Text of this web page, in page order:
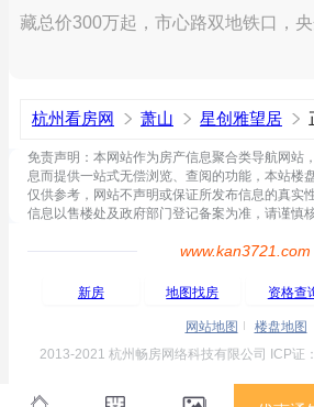
藏总价300万起，市心路双地铁口，央
杭州看房网 萧山 星创雅望居
免责声明：本网站作为房产信息聚合类导航网站
息而提供一站式无偿浏览、查阅的功能，本站楼
仅供参考，网站不声明或保证所发布信息的真实
信息以售楼处及政府部门登记备案为准，请谨慎核
www.kan3721.com
新房 地图找房 资格查
网站地图
楼盘地图
2013-2021 杭州畅房网络科技有限公司 ICP证